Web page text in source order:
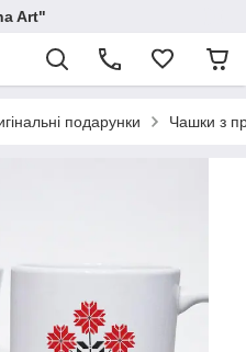
Art"
подарунки Чашки з